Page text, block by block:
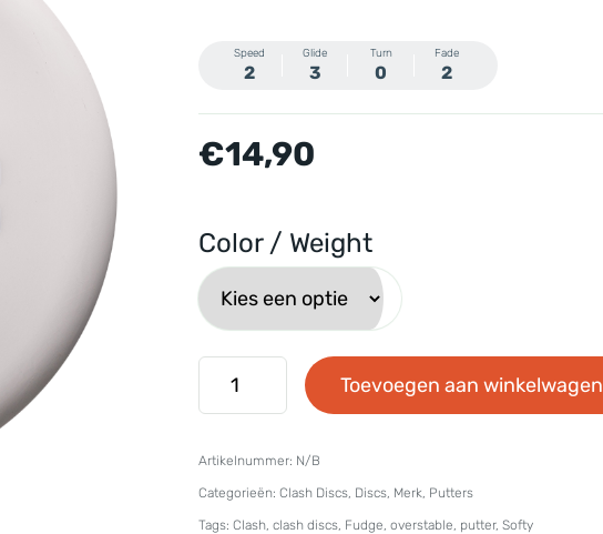
Speed
2
Glide
3
Turn
0
Fade
2
€14,90
Color / Weight
Clash
Discs
Fudge
Toevoegen aan winkelwagen
Artikelnummer: N/B
Categorieën: Clash Discs, Discs, Merk, Putters
Tags: Clash, clash discs, Fudge, overstable, putter, Softy